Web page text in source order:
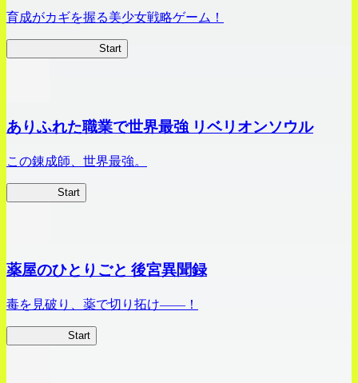
育成がカギを握る美少女戦略ゲーム！
Start
ありふれた職業で世界最強 リベリオンソウル
この錬成師、世界最強。
Start
薬屋のひとりごと 後宮異聞録
毒を見破り、薬で切り拓け――！
Start